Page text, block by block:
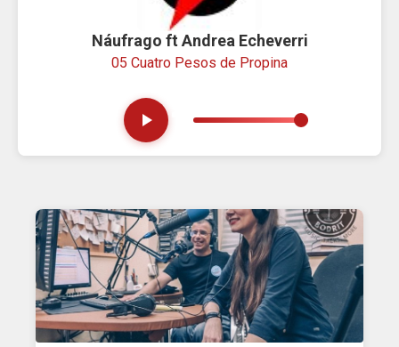
Náufrago ft Andrea Echeverri
05 Cuatro Pesos de Propina